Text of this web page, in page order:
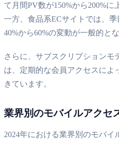
て月間PV数が150%から200%に
一方、食品系ECサイトでは、
40%から60%の変動が一般的と
さらに、サブスクリプションモ
は、定期的な会員アクセスによ
きています。
業界別のモバイルアクセ
2024年における業界別のモバイ